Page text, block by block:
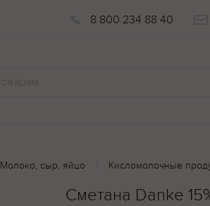
8 800 234 88 40
Молоко, сыр, яйцо Кисломолочные
Сметана Danke